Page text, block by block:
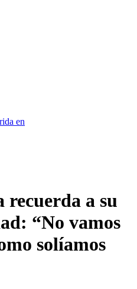
en
a su
“No vamos
solíamos